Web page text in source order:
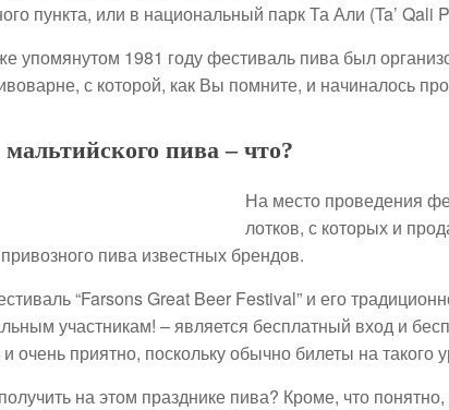
пункта, или в национальный парк Та Али (Ta’ Qali
упомянутом 1981 году фестиваль пива был
с которой, как Вы помните, и начиналось
пива – что?
На место проведения
лотков, с которых и
пива известных брендов.
“Farsons Great Beer Festival” и его
участникам! – является бесплатный вход и
и очень приятно, поскольку обычно билеты на
на этом празднике пива? Кроме, что